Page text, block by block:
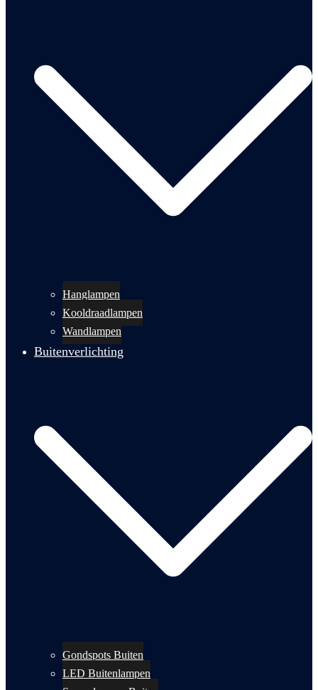
Hanglampen
Kooldraadlampen
Wandlampen
Buitenverlichting
Gondspots Buiten
LED Buitenlampen